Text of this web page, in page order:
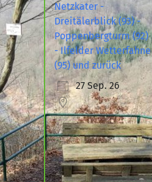
Netzkater -
Dreitälerblick (93) -
Poppenbergturm (92)
- Ilfelder Wetterfahne
(95) und zurück
27 Sep. 26